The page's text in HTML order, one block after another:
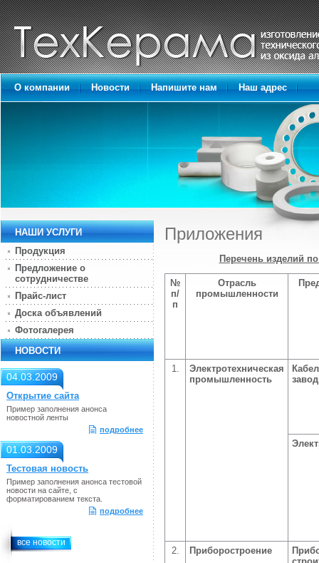
О компании Новости Напишите нам Наш адрес
НАШИ УСЛУГИ
Продукция
Предложение о
сотрудничестве
Прайс-лист
Доска объявлений
Фотогалерея
НОВОСТИ
04.03.2009
Открытие сайта
Пример заполнения анонса
новостной ленты
подробнее
01.03.2009
Тестовая новость
Пример заполнения анонса тестовой
новости на сайте, с
форматированием текста.
подробнее
все новости
Приложения
Перечень изделий
№
п/
п
Отрасль
промышленности
1.
Электротехническая
промышленность
2. Приборостроение